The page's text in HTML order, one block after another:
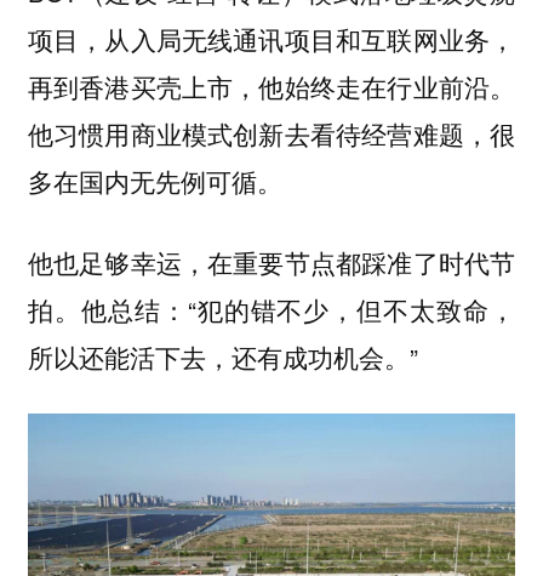
项目，从入局无线通讯项目和互联网业务，
再到香港买壳上市，他始终走在行业前沿。
他习惯用商业模式创新去看待经营难题，很
多在国内无先例可循。
他也足够幸运，在重要节点都踩准了时代节
拍。他总结：“犯的错不少，但不太致命，
所以还能活下去，还有成功机会。”